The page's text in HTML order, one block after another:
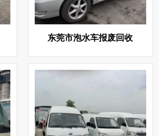
东莞市泡水车报废回收